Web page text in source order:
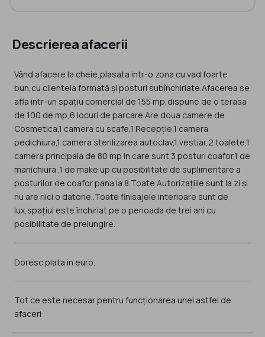
Descrierea afacerii
Vând afacere la cheie,plasata intr-o zona cu vad foarte
bun,cu clientela formată și posturi subînchiriate.Afacerea se
afla intr-un spațiu comercial de 155 mp,dispune de o terasa
de 100 de mp,6 locuri de parcare.Are doua camere de
Cosmetica,1 camera cu scafe,1 Recepție,1 camera
pedichiura,1 camera sterilizarea autoclav,1 vestiar,2 toalete,1
camera principala de 80 mp in care sunt 3 posturi coafor,1 de
manichiura ,1 de make up cu posibilitate de suplimentare a
posturilor de coafor pana la 8.Toate Autorizațiile sunt la zi și
nu are nici o datorie..Toate finisajele interioare sunt de
lux,spațiul este închiriat pe o perioada de trei ani cu
posibilitate de prelungire.
Doresc plata in euro.
Tot ce este necesar pentru funcționarea unei astfel de
afaceri